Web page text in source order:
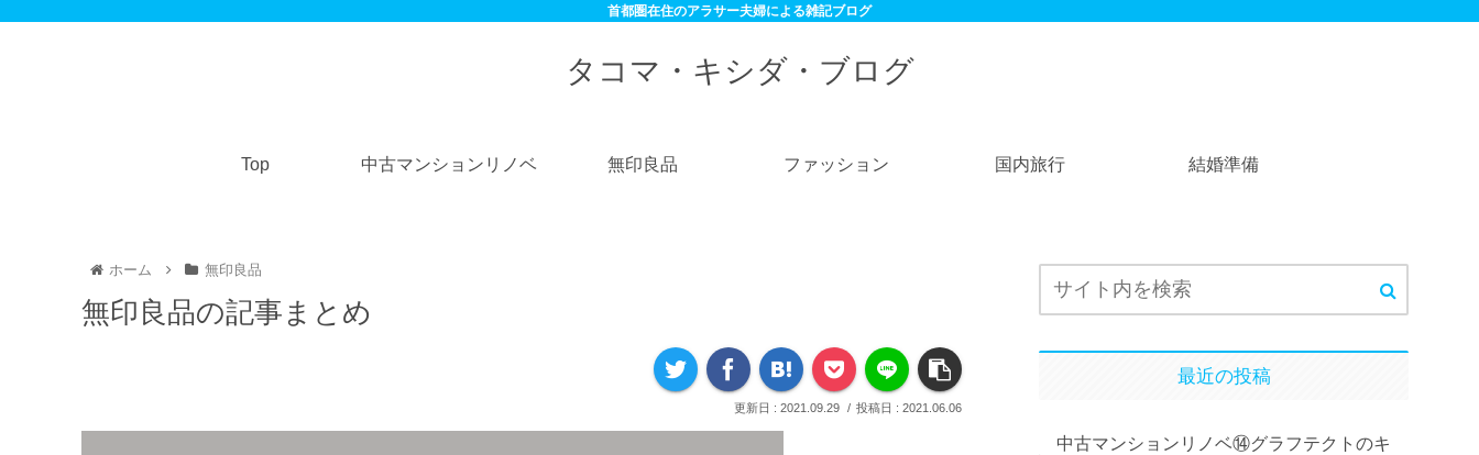
首都圏在住のアラサー夫婦による雑記ブログ
タコマ・キシダ・ブログ
Top 中古マンションリノベ 無印良品 ファッション 国内旅行 結婚準備
ホーム 無印良品
無印良品の記事まとめ
2021.09.29 2021.06.06
最近の投稿
中古マンションリノベ⑭グラフテクトのキ